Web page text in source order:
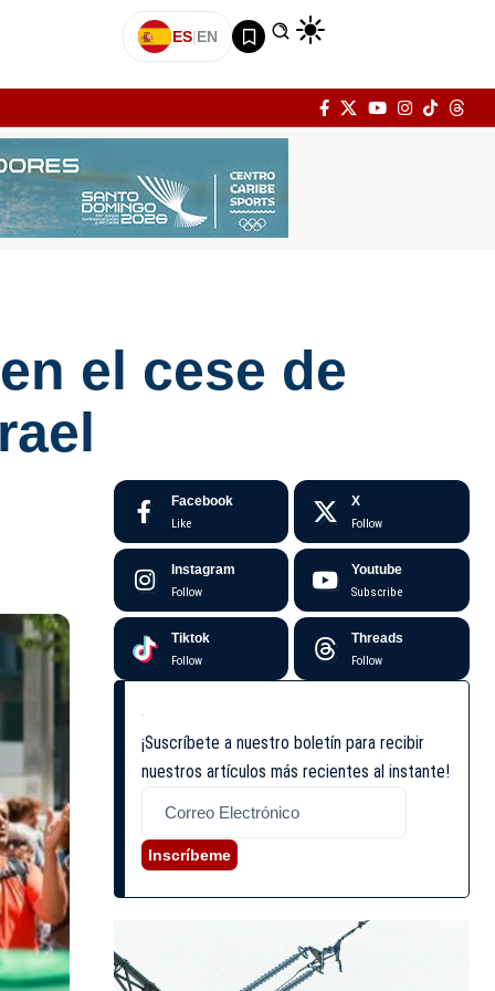
ES|EN
el cese de
Facebook
Like
X
Follow
Instagram
Follow
Youtube
Subscribe
Tiktok
Follow
Threads
Follow
¡Suscríbete a nuestro boletín para recibir
nuestros artículos más recientes al instante!
Inscríbeme